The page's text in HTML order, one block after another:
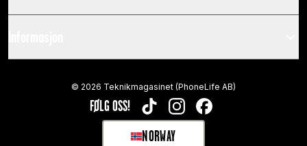
FØLG OSS! TIKTOKINSTAGRAMFACEBOOK
NORWAY
© 2026 Teknikmagasinet (PhoneLife AB)